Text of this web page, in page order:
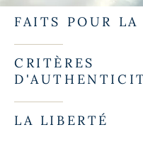
FAITS POUR LA
CRITÈRES
LA LIBERTÉ